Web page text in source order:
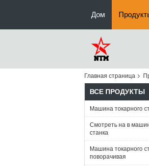
Дом
Главная страница
ВСЕ ПРОДУКТЫ
Машина токарного
Смотреть на в
станка
Машина токарного
поворачивая